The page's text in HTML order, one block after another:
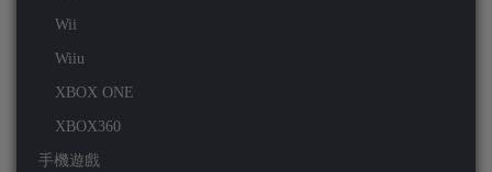
Wii
Wiiu
XBOX ONE
XBOX360
手機遊戲